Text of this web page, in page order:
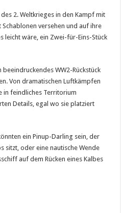
2. Weltkrieges in den Kampf mit
versehen und auf ihre
leicht wäre, ein Zwei-für-Eins-Stück
WW2-Rückstück
Von dramatischen Luftkämpfen
in feindliches Territorium
Details, egal wo sie platziert
ein Pinup-Darling sein, der
sitzt, oder eine nautische Wende
auf dem Rücken eines Kalbes